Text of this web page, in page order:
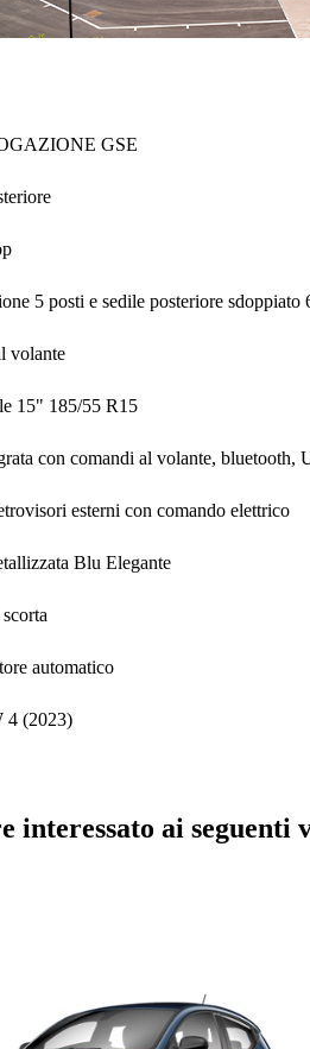
GSE
5 posti e sedile posteriore sdoppiato
volante
15" 185/55 R15
con comandi al volante, bluetooth,
esterni con comando elettrico
Blu Elegante
automatico
(2023)
interessato ai seguenti